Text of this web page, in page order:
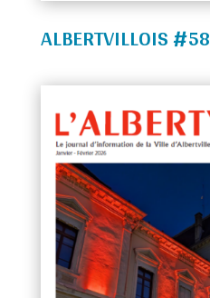
ALBERTVILLOIS #58